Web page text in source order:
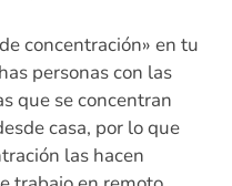
concentración» en tu
personas con las
que se concentran
casa, por lo que
las hacen